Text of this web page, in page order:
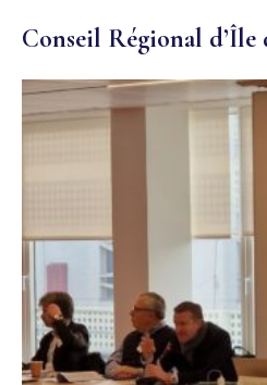
Conseil Régional d’Île